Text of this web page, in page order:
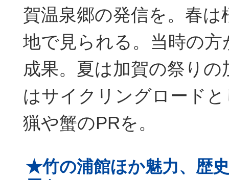
賀温泉郷の発信を。春は
地で見られる。当時の
成果。夏は加賀の祭りの
はサイクリングロード
猟や蟹のPRを。
★竹の浦館ほか魅力、歴